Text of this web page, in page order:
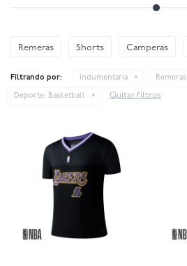
Remeras Shorts Camperas
Filtrando por: Indumentaria Remeras
Deporte: Basketball Quitar filtros